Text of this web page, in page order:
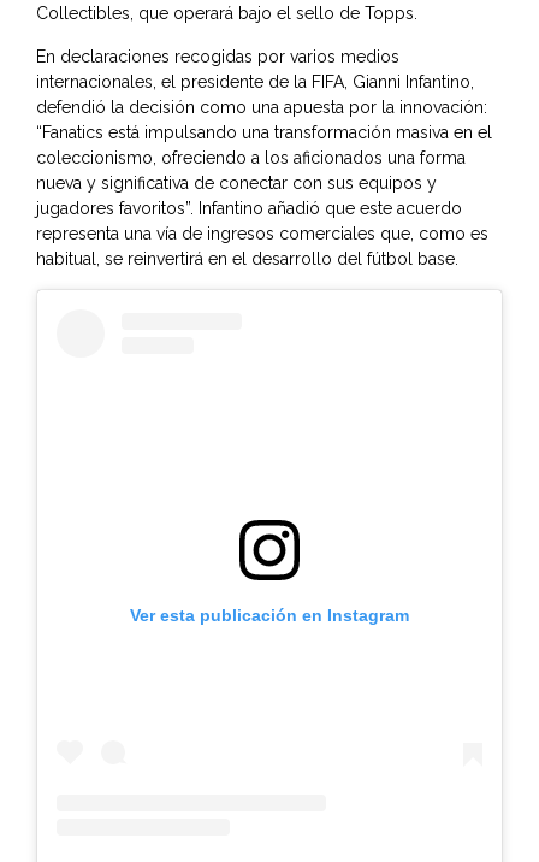
Collectibles, que operará bajo el sello de Topps.
En declaraciones recogidas por varios medios
internacionales, el presidente de la FIFA, Gianni Infantino,
defendió la decisión como una apuesta por la innovación:
“Fanatics está impulsando una transformación masiva en el
coleccionismo, ofreciendo a los aficionados una forma
nueva y significativa de conectar con sus equipos y
jugadores favoritos”. Infantino añadió que este acuerdo
representa una vía de ingresos comerciales que, como es
habitual, se reinvertirá en el desarrollo del fútbol base.
Ver esta publicación en Instagram